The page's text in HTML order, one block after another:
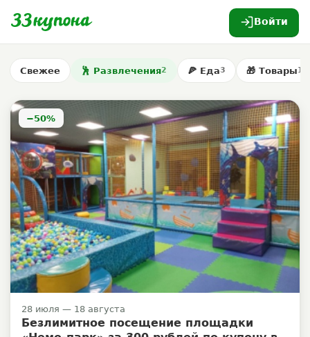
Войти
Свежее 🕺 Развлечения2 🍕 Еда3 🎁 Товары1
−50%
28 июля — 18 августа
Безлимитное посещение площадки